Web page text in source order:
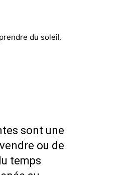
du soleil.
sont une
ou de
temps